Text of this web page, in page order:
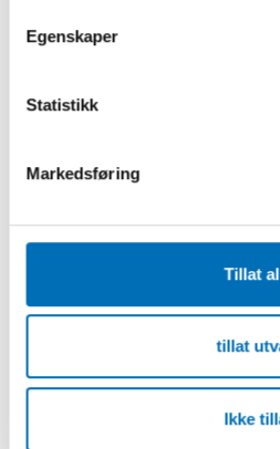
Egenskaper
Statistikk
Markedsføring
Tillat
tillat
Ikke
de allra äldsta i samhället. Men
varför kvinnor ä [...]